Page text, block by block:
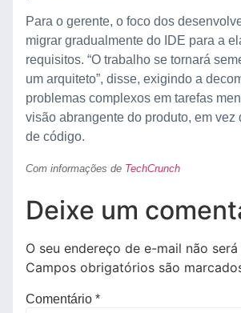
Para o gerente, o foco dos
migrar gradualmente do IDE para a
requisitos. “O trabalho se tornará
um arquiteto”, disse, exigindo a
problemas complexos em tarefas
visão abrangente do produto, em vez
de código.
Com informações de TechCrunch
Deixe um
O seu endereço de e-mail não
Campos obrigatórios são
Comentário *